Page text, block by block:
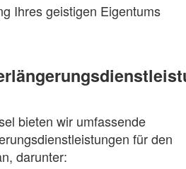
Ihres geistigen Eigentums
bieten wir umfassende
für den
darunter: